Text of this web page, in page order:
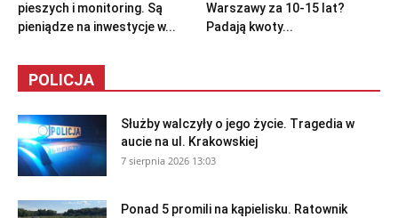
pieszych i monitoring. Są
pieniądze na inwestycje w...
Warszawy za 10-15 lat?
Padają kwoty...
POLICJA
Służby walczyły o jego życie. Tragedia w
aucie na ul. Krakowskiej
7 sierpnia 2026 13:03
Ponad 5 promili na kąpielisku. Ratownik